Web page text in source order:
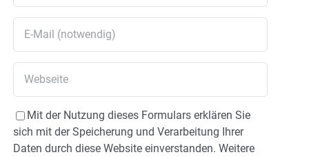
Mit der Nutzung dieses Formulars erklären Sie
sich mit der Speicherung und Verarbeitung Ihrer
Daten durch diese Website einverstanden. Weitere